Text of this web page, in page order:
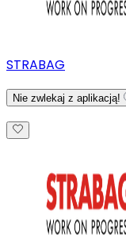
STRABAG
Nie zwlekaj z aplikacją!